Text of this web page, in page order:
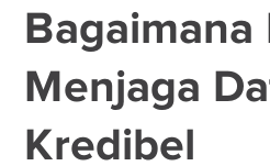
Bagaimana
Menjaga
Kredibel